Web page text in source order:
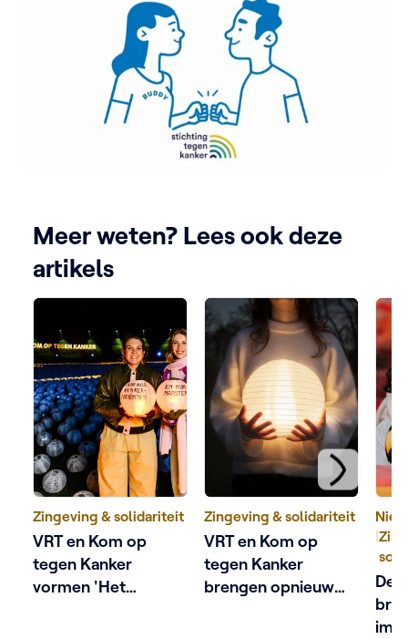
Meer weten? Lees ook deze
artikels
Zingeving & solidariteit
VRT en Kom op
tegen Kanker
vormen 'Het
Zingeving & solidariteit
VRT en Kom op
tegen Kanker
brengen opnieuw
|
De